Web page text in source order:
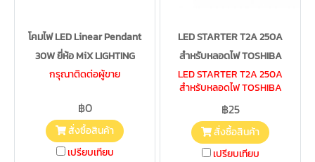
โคมไฟ LED Linear Pendant
30W ยี่ห้อ MiX LIGHTING
กรุณาติดต่อผู้ขาย
฿0
สั่งซื้อสินค้า
เปรียบเทียบ
LED STARTER T2A 250A
สำหรับหลอดไฟ TOSHIBA
LED STARTER T2A 250A
สำหรับหลอดไฟ TOSHIBA
฿25
สั่งซื้อสินค้า
เปรียบเทียบ